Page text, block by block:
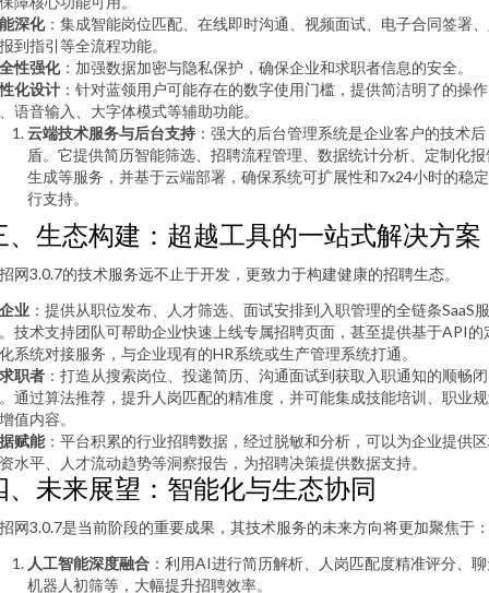
深化：集成智能岗位匹配、在线即时沟通、视频面试、电子合同签署
到指引等全流程功能。
性强化：加强数据加密与隐私保护，确保企业和求职者信息的安全。
化设计 ：针对蓝领用户可能存在的数字使用门槛，提供简洁明了的操
语音输入、大字体模式等辅助功能。
云端技术服务与后台支持 ：强大的后台管理系统是企业客户的技术后
盾。它提供简历智能筛选、招聘流程管理、数据统计分析、定制化报
生成等服务，并基于云端部署，确保系统可扩展性和7x24小时的稳
行支持。
、生态构建：超越工具的一站式解决方案
网3.0.7的技术服务远不止于开发，更致力于构建健康的招聘生态。
业 ：提供从职位发布、人才筛选、面试安排到入职管理的全链条SaaS服
技术支持团队可帮助企业快速上线专属招聘页面，甚至提供基于API的
系统对接服务，与企业现有的HR系统或生产管理系统打通。
职者 ：打造从搜索岗位、投递简历、沟通面试到获取入职通知的顺畅闭
通过算法推荐，提升人岗匹配的精准度，并可能集成技能培训、职业
值内容。
赋能：平台积累的行业招聘数据，经过脱敏和分析，可以为企业提供
水平、人才流动趋势等洞察报告，为招聘决策提供数据支持。
、未来展望：智能化与生态协同
网3.0.7是当前阶段的重要成果，其技术服务的未来方向将更加聚焦于：
人工智能深度融合 ：利用AI进行简历解析、人岗匹配度精准评分、
机器人初筛等，大幅提升招聘效率。